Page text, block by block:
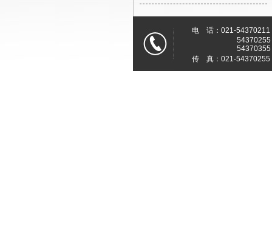
电 话：021-54370211
54370255
54370355
传 真：021-54370255